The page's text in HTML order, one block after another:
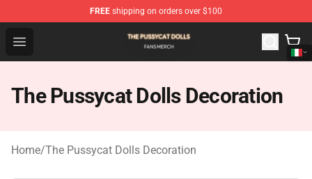
FREE shipping on orders over $100
Open menu
The Pussycat Dolls Shop - Official The Pussycat Dolls
The Pussycat Dolls Decoration
Home/The Pussycat Dolls Decoration